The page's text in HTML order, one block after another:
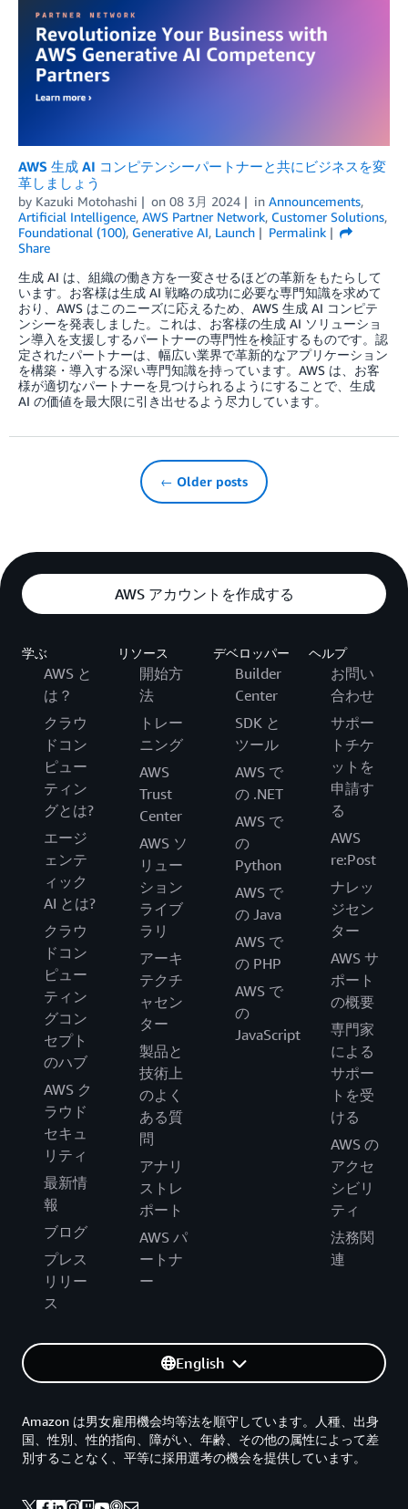
AWS 生成 AI コンピテンシーパートナーと共にビジネスを変
革しましょう
by Kazuki Motohashi on 08 3月 2024 in Announcements,
Artificial Intelligence, AWS Partner Network, Customer Solutions,
Foundational (100), Generative AI, Launch
Permalink
Share
生成 AI は、組織の働き方を一変させるほどの革新をもたらして
います。お客様は生成 AI 戦略の成功に必要な専門知識を求めて
おり、AWS はこのニーズに応えるため、AWS 生成 AI コンピテ
ンシーを発表しました。これは、お客様の生成 AI ソリューショ
ン導入を支援しするパートナーの専門性を検証するものです。認
定されたパートナーは、幅広い業界で革新的なアプリケーション
を構築・導入する深い専門知識を持っています。AWS は、お客
様が適切なパートナーを見つけられるようにすることで、生成
AI の価値を最大限に引き出せるよう尽力しています。
← Older posts
AWS アカウントを作成する
学ぶ
AWS と
は？
クラウ
ドコン
ピュー
ティン
グとは?
エージ
ェンテ
ィック
AI とは?
クラウ
ドコン
ピュー
ティン
グコン
セプト
のハブ
AWS ク
ラウド
セキュ
リティ
最新情
報
ブログ
プレス
リリー
ス
リソース
開始方
法
トレー
ニング
AWS
Trust
Center
AWS ソ
リュー
ション
ライブ
ラリ
アーキ
テクチ
ャセン
ター
製品と
技術上
のよく
ある質
問
アナリ
ストレ
ポート
AWS パ
ートナ
ー
デベロッパー
Builder
Center
SDK と
ツール
AWS で
の .NET
AWS で
の
Python
AWS で
の Java
AWS で
の PHP
AWS で
の
JavaScript
ヘルプ
お問い
合わせ
サポー
トチケ
ットを
申請す
る
AWS
re:Post
ナレッ
ジセン
ター
AWS サ
ポート
の概要
専門家
による
サポー
トを受
ける
AWS の
アクセ
シビリ
ティ
法務関
連
English
Amazon は男女雇用機会均等法を順守しています。人種、出身
国、性別、性的指向、障がい、年齢、その他の属性によって差
別することなく、平等に採用選考の機会を提供しています。